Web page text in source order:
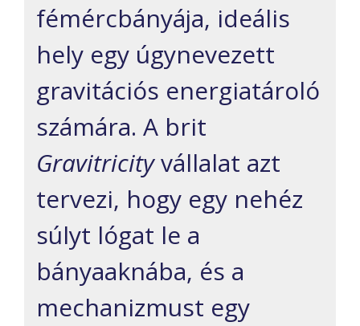
fémércbányája, ideális
hely egy úgynevezett
gravitációs energiatároló
számára. A brit
Gravitricityvállalat azt
tervezi, hogy egy nehéz
súlyt lógat le a
bányaaknába, és a
mechanizmust egy